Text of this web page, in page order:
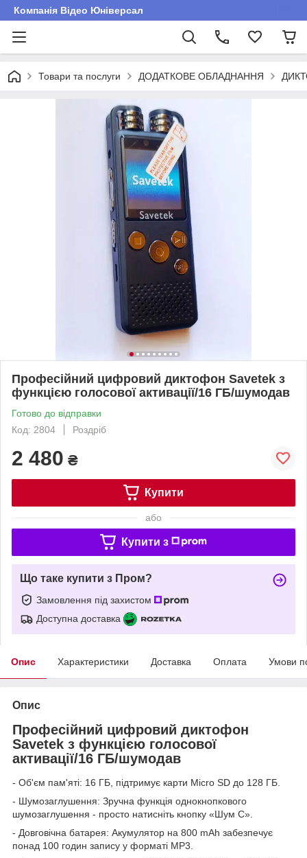
Компанія Відео Юніверсал
Товари та послуги ДОДАТКОВЕ ОБЛАДНАННЯ
Професійний цифровий диктофон Savetek з
функцією голосової активації/16 ГБ/шумодав
Готово до відправки
Код: 2804
Роздріб
2 480 ₴
Купити
або
Купити з
Що таке купити з Пром?
Замовлення під захистом
Доступна доставка
Опис Характеристики Доставка Оплата Умови
Опис
Професійний цифровий диктофон
Savetek з функцією голосової
активації/16 ГБ/шумодав
- Об'єм пам'яті: 16 ГБ, підтримує карти Micro SD до 128 ГБ.
- Шумозаглушення: Зручна функція однокнопкового
шумозаглушення - просто натисніть кнопку «Шум C».
- Довговічна батарея: Акумулятор на 800 mAh забезпечує
понад 100 годин запису у форматі MP3.